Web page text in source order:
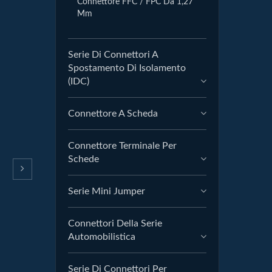
Mm
Serie Di Connettori A
Spostamento Di Isolamento
(IDC)
Connettore A Scheda
Connettore Terminale Per
Schede
Serie Mini Jumper
Connettori Della Serie
Automobilistica
Serie Di Connettori Per